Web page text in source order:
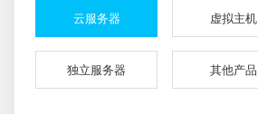
云服务器 虚拟主机
独立服务器 其他产品